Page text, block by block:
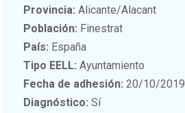
Provincia: Alicante/Alacant
Población: Finestrat
País: España
Tipo EELL: Ayuntamiento
Fecha de adhesión: 20/10/2019
Diagnóstico: Sí